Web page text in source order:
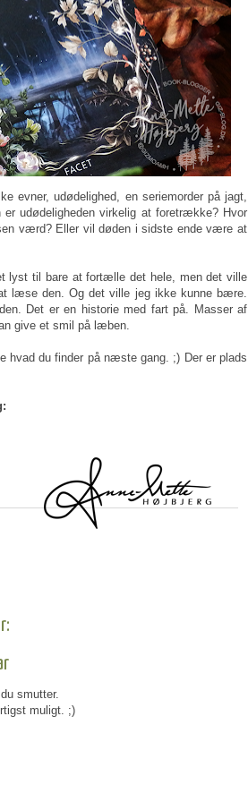
evner, udødelighed, en seriemorder på jagt,
udødeligheden virkelig at foretrække? Hvor
værd? Eller vil døden i sidste ende være at
lyst til bare at fortælle det hele, men det ville
læse den. Og det ville jeg ikke kunne bære.
Det er en historie med fart på. Masser af
give et smil på læben.
hvad du finder på næste gang. ;) Der er plads
smutter.
muligt. ;)